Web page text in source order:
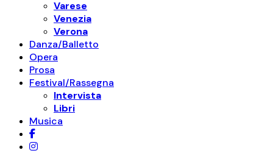
Varese
Venezia
Verona
Danza/Balletto
Opera
Prosa
Festival/Rassegna
Intervista
Libri
Musica